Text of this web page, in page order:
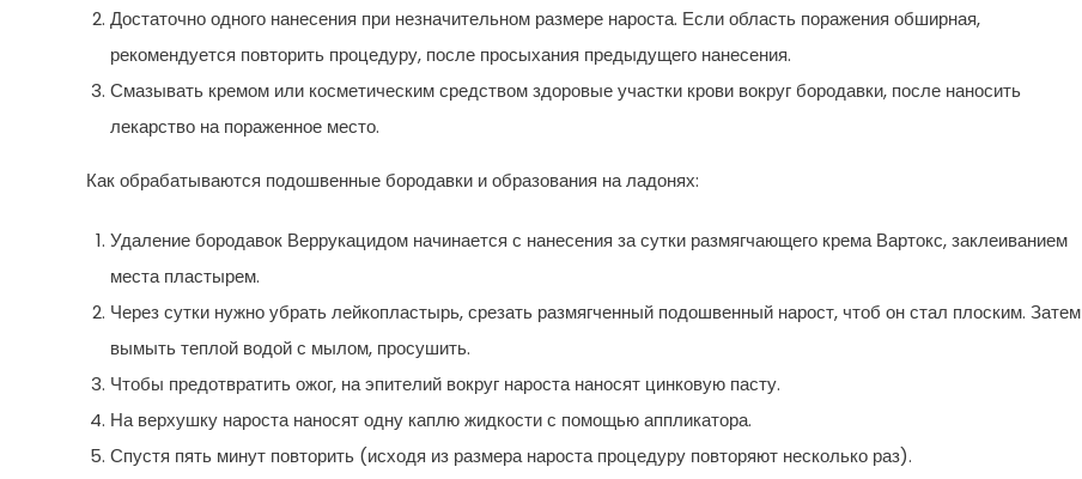
Достаточно одного нанесения при незначительном размере нароста. Если область поражения обширная,
рекомендуется повторить процедуру, после просыхания предыдущего нанесения.
Смазывать кремом или косметическим средством здоровые участки крови вокруг бородавки, после наносить
лекарство на пораженное место.
Как обрабатываются подошвенные бородавки и образования на ладонях:
Удаление бородавок Веррукацидом начинается с нанесения за сутки размягчающего крема Вартокс, заклеиванием
места пластырем.
Через сутки нужно убрать лейкопластырь, срезать размягченный подошвенный нарост, чтоб он стал плоским. Затем
вымыть теплой водой с мылом, просушить.
Чтобы предотвратить ожог, на эпителий вокруг нароста наносят цинковую пасту.
На верхушку нароста наносят одну каплю жидкости с помощью аппликатора.
Спустя пять минут повторить (исходя из размера нароста процедуру повторяют несколько раз).